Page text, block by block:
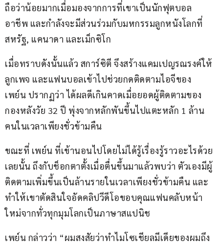
ถือว่าน้อยมากเมื่อมองจากการที่เขาเป็นนักฟุตบอล
อาชีพ และกำลังจะมีส่วนร่วมกับมหกรรมลูกหนังโลกที่
สหรัฐ, แคนาดา และเม็กซิโก
เมื่อทราบดังนั้นแล้ว สการ์ซิตี จึงสร้างแคมเปญรณรงค์ให้
ลูกเพจ และแฟนบอลเข้าไปช่วยกดติดตามไอจีของ
เพย์น ปรากฏว่า ได้ผลดีเกินคาดเมื่อยอดผู้ติดตามของ
กองหลังวัย 32 ปี พุ่งจากหลักพันขึ้นไปแตะหลัก 1 ล้าน
คนในเวลาเพียงชั่วข้ามคืน
ขณะที่ เพย์น ที่เข้านอนไปโดยไม่ได้รู้เรื่องรู้ราวอะไรด้วย
เลยนั้น ถึงกับช็อกตาตั้งเมื่อตื่นขึ้นมาแล้วพบว่า ตัวเองมีผู้
ติดตามเพิ่มขึ้นเป็นล้านรายในเวลาเพียงชั่วข้ามคืน และ
ทำให้เขาตัดสินใจอัดคลิปวีดีโอขอบคุณแฟนคลับหน้า
ใหม่จากทั่วทุกมุมโลกเป็นภาษาสแปนิช
เพย์น กล่าวว่า “ผมสงสัยว่าทำไมโซเชียลมีเดียของผมถึง